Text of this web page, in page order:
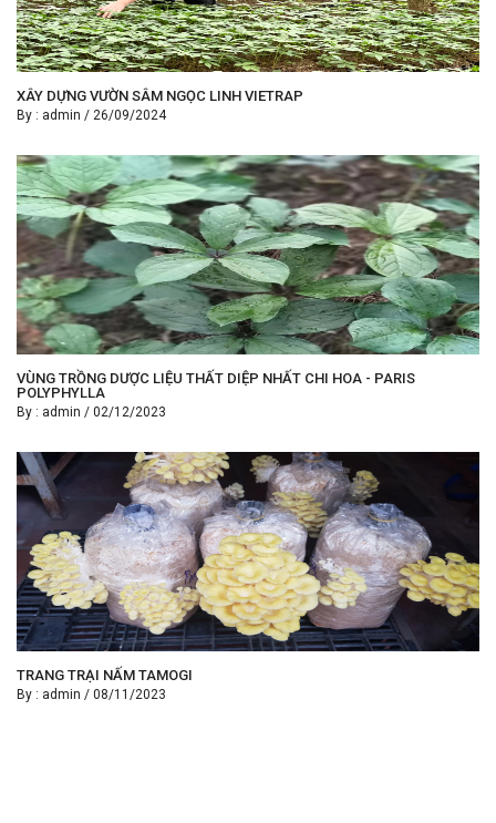
XÂY DỰNG VƯỜN SÂM NGỌC LINH VIETRAP
By : admin / 26/09/2024
VÙNG TRỒNG DƯỢC LIỆU THẤT DIỆP NHẤT CHI HOA - PARIS
POLYPHYLLA
By : admin / 02/12/2023
TRANG TRẠI NẤM TAMOGI
By : admin / 08/11/2023